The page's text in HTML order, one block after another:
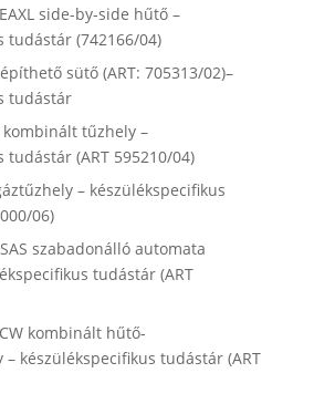
side-by-side hűtő –
tudástár (742166/04)
sütő (ART: 705313/02)–
tudástár
kombinált tűzhely –
tudástár (ART 595210/04)
– készülékspecifikus
06)
szabadonálló automata
tudástár (ART
kombinált hűtő-
– készülékspecifikus tudástár (ART